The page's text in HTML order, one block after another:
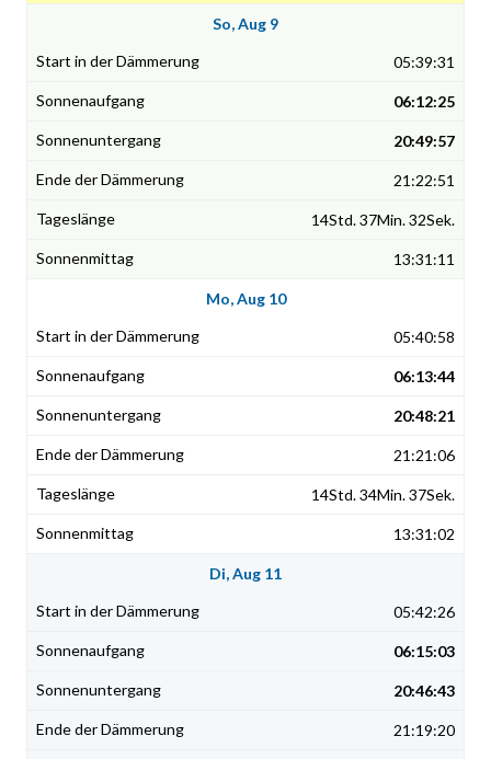
So, Aug 9
05:39:31
06:12:25
20:49:57
21:22:51
14Std. 37Min. 32Sek.
13:31:11
Mo, Aug 10
05:40:58
06:13:44
20:48:21
21:21:06
14Std. 34Min. 37Sek.
13:31:02
Di, Aug 11
05:42:26
06:15:03
20:46:43
21:19:20